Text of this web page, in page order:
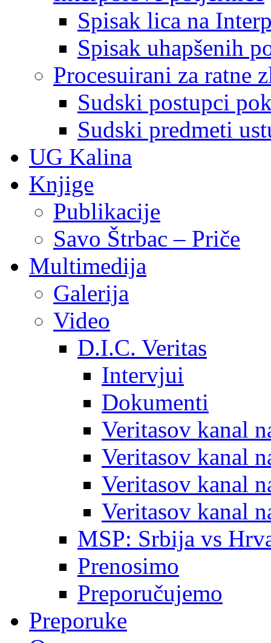
Spisak lica na
Spisak uhapšenih
Procesuirani za ratne
Sudski postupci
Sudski predmeti
UG Kalina
Knjige
Publikacije
Savo Štrbac – Priče
Multimedija
Galerija
Video
D.I.C. Veritas
Intervjui
Dokumenti
Veritasov kanal
Veritasov kanal
Veritasov kanal
Veritasov kanal
MSP: Srbija vs
Prenosimo
Preporučujemo
Preporuke